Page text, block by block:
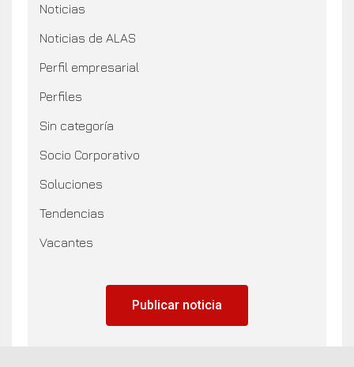
Noticias
Noticias de ALAS
Perfil empresarial
Perfiles
Sin categoría
Socio Corporativo
Soluciones
Tendencias
Vacantes
Publicar noticia